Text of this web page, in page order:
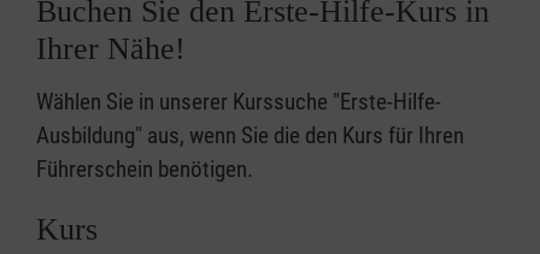
Buchen Sie den Erste-Hilfe-Kurs in
Ihrer Nähe!
Wählen Sie in unserer Kurssuche "Erste-Hilfe-
Ausbildung" aus, wenn Sie die den Kurs für Ihren
Führerschein benötigen.
Kurs